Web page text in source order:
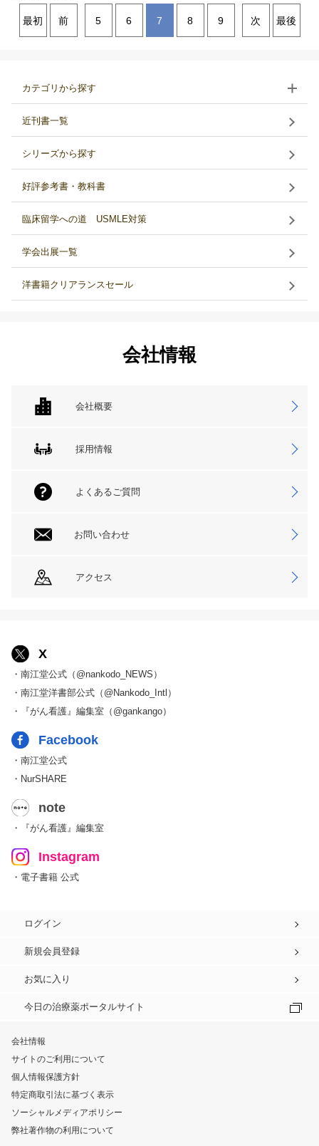
最初 前 5 6 7 8 9 次 最後
カテゴリから探す
近刊書一覧
シリーズから探す
好評参考書・教科書
臨床留学への道 USMLE対策
学会出展一覧
洋書籍クリアランスセール
会社情報
会社概要
採用情報
よくあるご質問
お問い合わせ
アクセス
X
・南江堂公式（@nankodo_NEWS）
・南江堂洋書部公式（@Nankodo_Intl）
・『がん看護』編集室（@gankango）
Facebook
・南江堂公式
・NurSHARE
note
・『がん看護』編集室
Instagram
・電子書籍 公式
ログイン
新規会員登録
お気に入り
今日の治療薬ポータルサイト
会社情報
サイトのご利用について
個人情報保護方針
特定商取引法に基づく表示
ソーシャルメディアポリシー
弊社著作物の利用について